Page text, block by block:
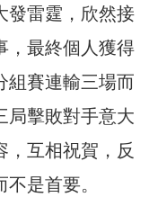
發雷霆，欣然接
，最終個人獲得
組賽連輸三場而
局擊敗對手意大
，互相祝賀，反
是首要。